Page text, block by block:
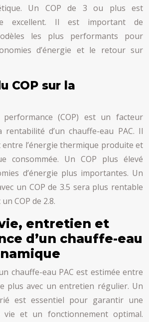
Un COP de 3 ou plus est
excellent. Il est important de
les plus performants pour
d’énergie et le retour sur
COP sur la
(COP) est un facteur
d’un chauffe-eau PAC. Il
l’énergie thermique produite et
consommée. Un COP plus élevé
d’énergie plus importantes. Un
un COP de 3.5 sera plus rentable
COP de 2.8.
entretien et
d’un chauffe-eau
chauffe-eau PAC est estimée entre
plus avec un entretien régulier. Un
est essentiel pour garantir une
et un fonctionnement optimal.